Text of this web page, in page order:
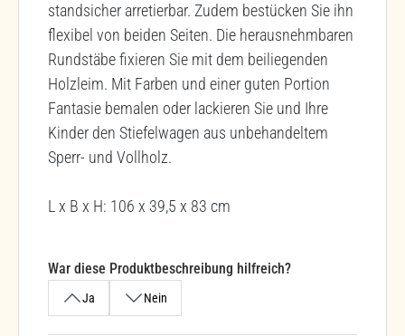
standsicher arretierbar. Zudem bestücken Sie ihn
flexibel von beiden Seiten. Die herausnehmbaren
Rundstäbe fixieren Sie mit dem beiliegenden
Holzleim. Mit Farben und einer guten Portion
Fantasie bemalen oder lackieren Sie und Ihre
Kinder den Stiefelwagen aus unbehandeltem
Sperr- und Vollholz.
L x B x H: 106 x 39,5 x 83 cm
War diese Produktbeschreibung hilfreich?
Ja Nein